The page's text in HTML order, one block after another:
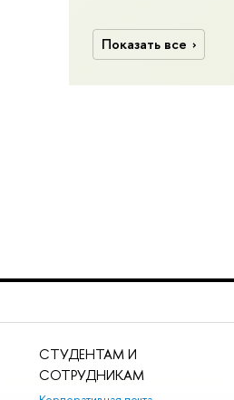
Показать все
СТУДЕНТАМ И
СОТРУДНИКАМ